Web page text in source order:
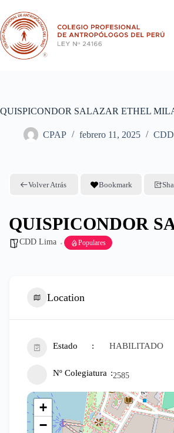
contenido
QUISPICONDOR SALAZAR ETHEL
CPAP febrero 11, 2025
Volver Atrás Bookmark
QUISPICONDOR
CDD Lima Populares
Location
Estado HABILITADO
Nº Colegiatura 2585
+
−